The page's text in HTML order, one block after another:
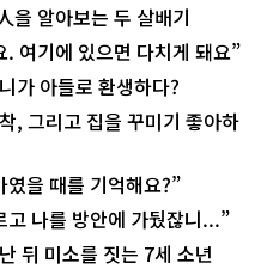
을 알아보는 두 살배기
여기에 있으면 다치게 돼요”
가 아들로 환생하다?
, 그리고 집을 꾸미기 좋아하
을 때를 기억해요?”
나를 방안에 가뒀잖니...”
뒤 미소를 짓는 7세 소년